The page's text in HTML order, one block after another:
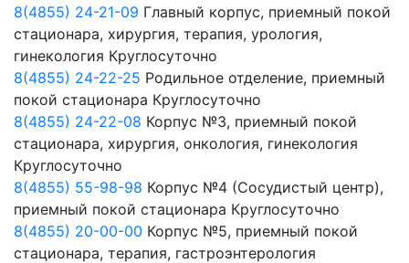
8(4855) 24-21-09 Главный корпус, приемный покой
стационара, хирургия, терапия, урология,
гинекология Круглосуточно
8(4855) 24-22-25 Родильное отделение, приемный
покой стационара Круглосуточно
8(4855) 24-22-08 Корпус №3, приемный покой
стационара, хирургия, онкология, гинекология
Круглосуточно
8(4855) 55-98-98 Корпус №4 (Сосудистый центр),
приемный покой стационара Круглосуточно
8(4855) 20-00-00 Корпус №5, приемный покой
стационара, терапия, гастроэнтерология